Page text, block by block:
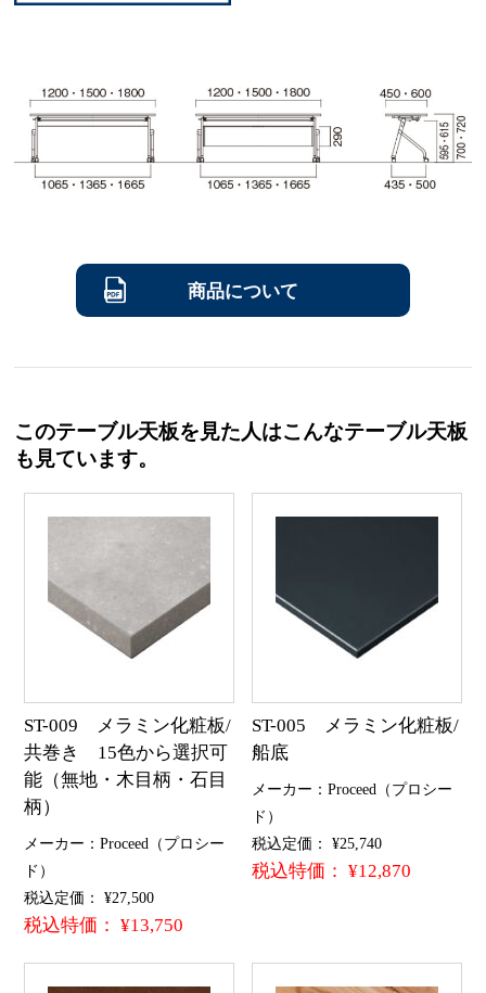
商品について
このテーブル天板を見た人はこんなテーブル天板
も見ています。
ST-009 メラミン化粧板/
共巻き 15色から選択可
能（無地・木目柄・石目
柄）
メーカー：Proceed（プロシー
ド）
税込定価： ¥27,500
税込特価： ¥13,750
ST-005 メラミン化粧板/
船底
メーカー：Proceed（プロシー
ド）
税込定価： ¥25,740
税込特価： ¥12,870